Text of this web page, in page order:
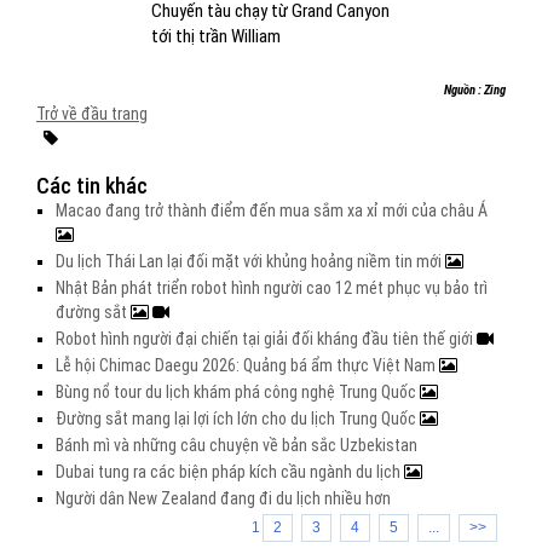
Chuyến tàu chạy từ Grand Canyon
tới thị trần William
Nguồn : Zing
Trở về đầu trang
Các tin khác
Macao đang trở thành điểm đến mua sắm xa xỉ mới của châu Á
Du lịch Thái Lan lại đối mặt với khủng hoảng niềm tin mới
Nhật Bản phát triển robot hình người cao 12 mét phục vụ bảo trì
đường sắt
Robot hình người đại chiến tại giải đối kháng đầu tiên thế giới
Lễ hội Chimac Daegu 2026: Quảng bá ẩm thực Việt Nam
Bùng nổ tour du lịch khám phá công nghệ Trung Quốc
Đường sắt mang lại lợi ích lớn cho du lịch Trung Quốc
Bánh mì và những câu chuyện về bản sắc Uzbekistan
Dubai tung ra các biện pháp kích cầu ngành du lịch
Người dân New Zealand đang đi du lịch nhiều hơn
1 2 3 4 5 ... >>